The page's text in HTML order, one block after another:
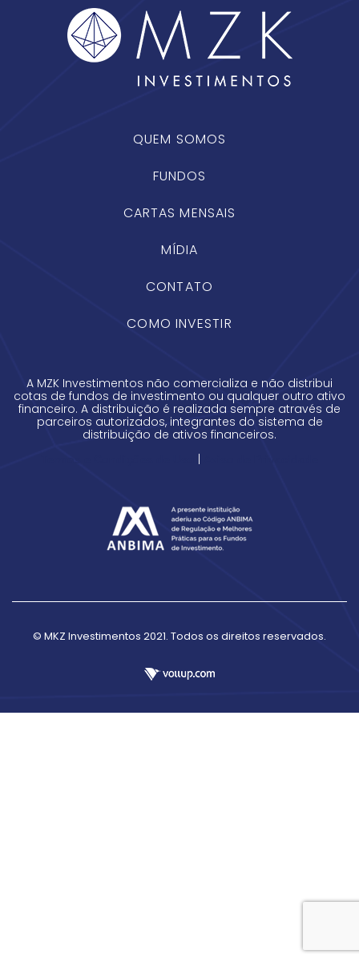
QUEM SOMOS
FUNDOS
CARTAS MENSAIS
MÍDIA
CONTATO
COMO INVESTIR
A MZK Investimentos não comercializa e não distribui
cotas de fundos de investimento ou qualquer outro ativo
financeiro. A distribuição é realizada sempre através de
parceiros autorizados, integrantes do sistema de
distribuição de ativos financeiros.
© MKZ Investimentos 2021. Todos os direitos reservados.